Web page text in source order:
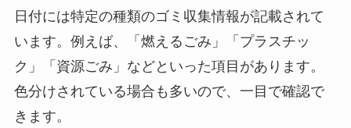
日付には特定の種類のゴミ収集情報が記載されて
います。例えば、「燃えるごみ」「プラスチッ
ク」「資源ごみ」などといった項目があります。
色分けされている場合も多いので、一目で確認で
きます。